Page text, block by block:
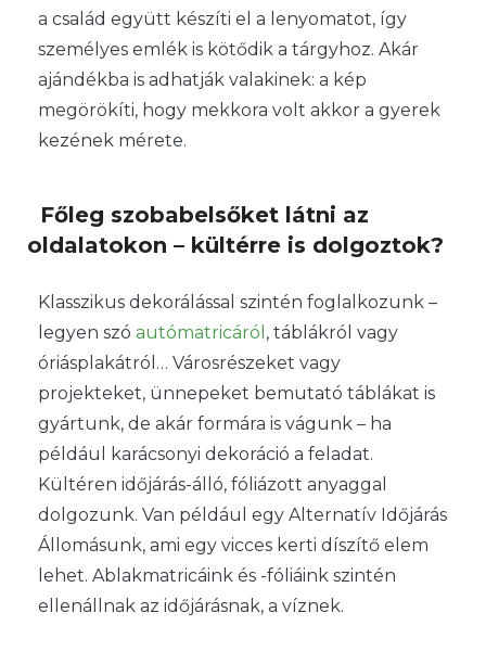
a család együtt készíti el a lenyomatot, így
személyes emlék is kötődik a tárgyhoz. Akár
ajándékba is adhatják valakinek: a kép
megörökíti, hogy mekkora volt akkor a gyerek
kezének mérete.
Főleg szobabelsőket látni az
oldalatokon – kültérre is dolgoztok?
Klasszikus dekorálással szintén foglalkozunk –
legyen szó autómatricáról , táblákról vagy
óriásplakátról… Városrészeket vagy
projekteket, ünnepeket bemutató táblákat is
gyártunk, de akár formára is vágunk – ha
például karácsonyi dekoráció a feladat.
Kültéren időjárás-álló, fóliázott anyaggal
dolgozunk. Van például egy Alternatív Időjárás
Állomásunk, ami egy vicces kerti díszítő elem
lehet. Ablakmatricáink és -fóliáink szintén
ellenállnak az időjárásnak, a víznek.